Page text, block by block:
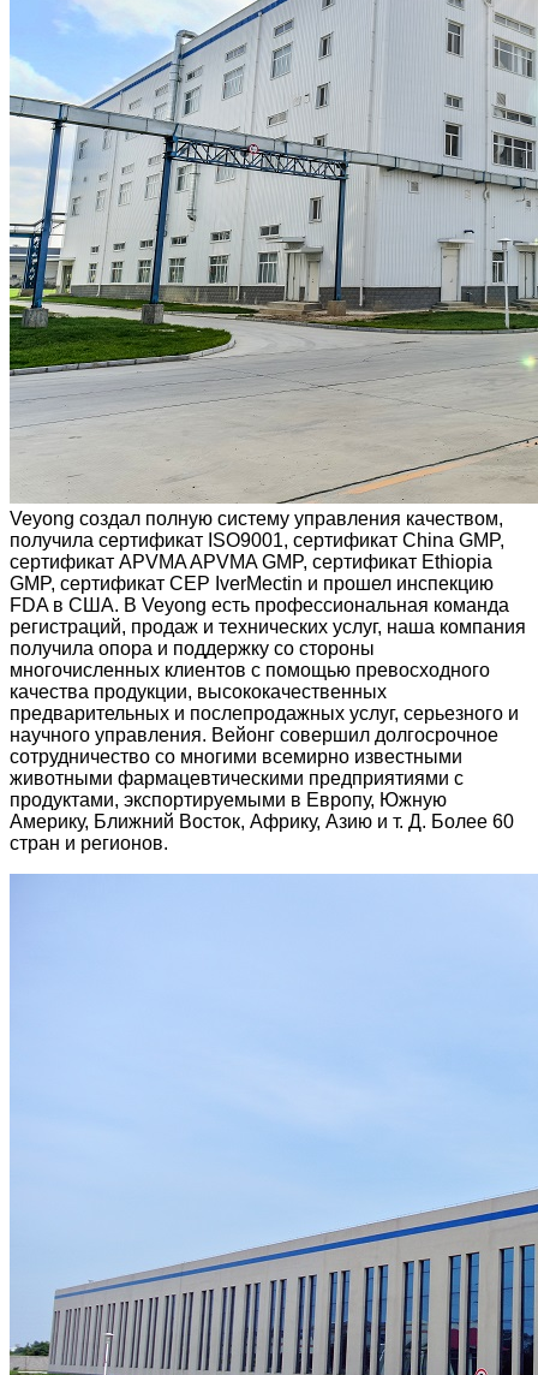
Veyong создал полную систему управления качеством,
получила сертификат ISO9001, сертификат China GMP,
сертификат APVMA APVMA GMP, сертификат Ethiopia
GMP, сертификат CEP IverMectin и прошел инспекцию
FDA в США. В Veyong есть профессиональная команда
регистраций, продаж и технических услуг, наша компания
получила опора и поддержку со стороны
многочисленных клиентов с помощью превосходного
качества продукции, высококачественных
предварительных и послепродажных услуг, серьезного и
научного управления. Вейонг совершил долгосрочное
сотрудничество со многими всемирно известными
животными фармацевтическими предприятиями с
продуктами, экспортируемыми в Европу, Южную
Америку, Ближний Восток, Африку, Азию и т. Д. Более 60
стран и регионов.